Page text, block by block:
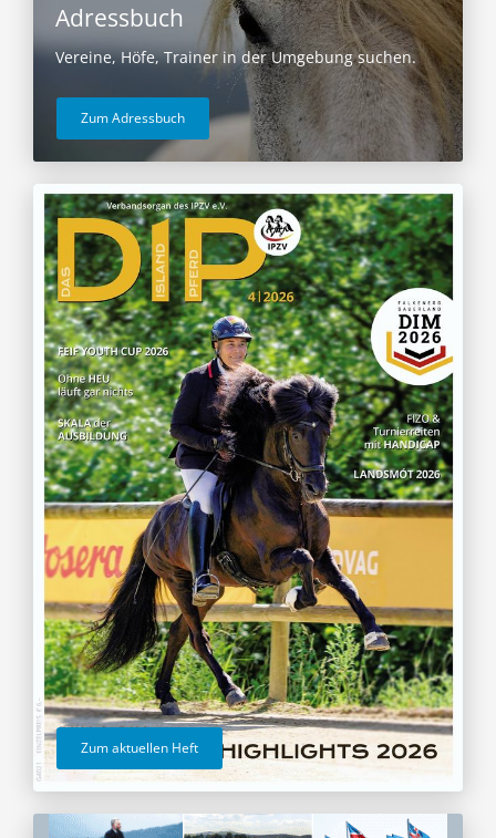
Adressbuch
Vereine, Höfe, Trainer in der Umgebung suchen.
Zum Adressbuch
Zum aktuellen Heft